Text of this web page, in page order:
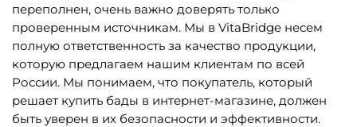
переполнен, очень важно доверять только
проверенным источникам. Мы в VitaBridge несем
полную ответственность за качество продукции,
которую предлагаем нашим клиентам по всей
России. Мы понимаем, что покупатель, который
решает купить бады в интернет-магазине, должен
быть уверен в их безопасности и эффективности.